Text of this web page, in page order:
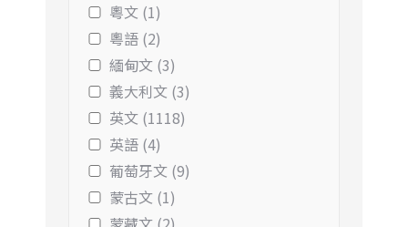
粵文 (1)
粵語 (2)
緬甸文 (3)
義大利文 (3)
英文 (1118)
英語 (4)
葡萄牙文 (9)
蒙古文 (1)